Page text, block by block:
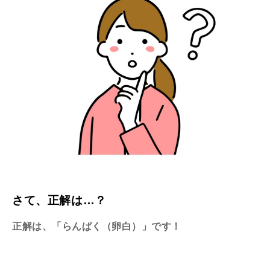
さて、正解は…？
正解は、「らんぱく（卵白） 」 です！